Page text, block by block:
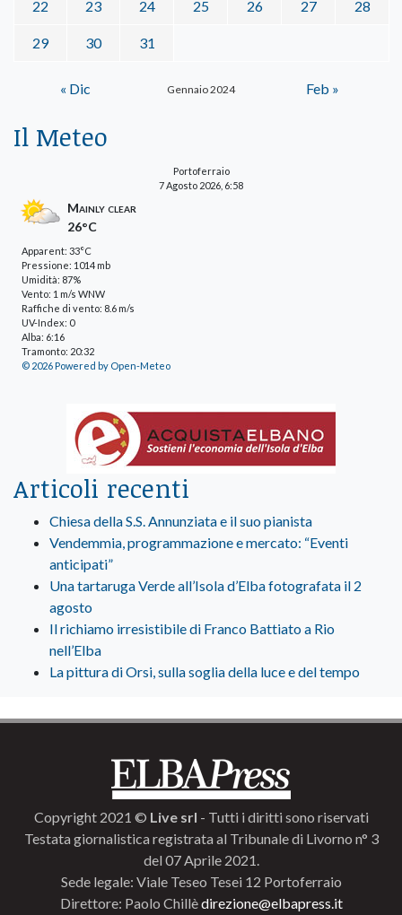
Gennaio 2024
22 23 24 25 26 27 28
29 30 31
« Dic Feb »
Il Meteo
Portoferraio
7 Agosto 2026, 6:58
Mainly clear
26°C
Apparent: 33°C
Pressione: 1014 mb
Umidità: 87%
Vento: 1 m/s WNW
Raffiche di vento: 8.6 m/s
UV-Index: 0
Alba: 6:16
Tramonto: 20:32
© 2026 Powered by Open-Meteo
Articoli recenti
Chiesa della S.S. Annunziata e il suo pianista
Vendemmia, programmazione e mercato: “Eventi
anticipati”
Una tartaruga Verde all’Isola d’Elba fotografata il 2
agosto
Il richiamo irresistibile di Franco Battiato a Rio
nell’Elba
La pittura di Orsi, sulla soglia della luce e del tempo
Copyright 2021 © Live srl - Tutti i diritti sono riservati
Testata giornalistica registrata al Tribunale di Livorno n° 3
del 07 Aprile 2021.
Sede legale: Viale Teseo Tesei 12 Portoferraio
Direttore: Paolo Chillèdirezione@elbapress.it